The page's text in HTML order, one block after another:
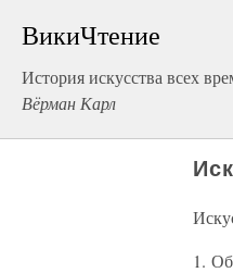
ВикиЧтение
История искусства всех
Вёрман Карл
1.